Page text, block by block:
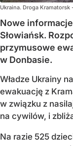
Ukraina. Droga Kramatorsk
Nowe
Słowiańsk.
przymusowe
w Donbasie.
Władze Ukrainy
ewakuację z
w związku z
na cywilów, i
Na razie 525